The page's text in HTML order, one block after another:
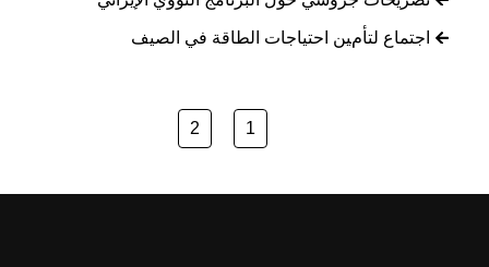
اجتماع لتأمين احتياجات الطاقة في الصيف
1
2